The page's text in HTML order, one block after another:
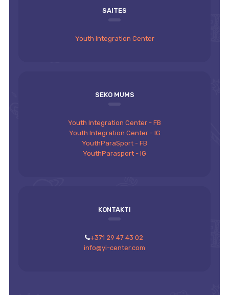
SAITES
Youth Integration Center
SEKO MUMS
Youth Integration Center - FB
Youth Integration Center - IG
YouthParaSport - FB
YouthParasport - IG
KONTAKTI
+371 29 47 43 02
info@yi-center.com